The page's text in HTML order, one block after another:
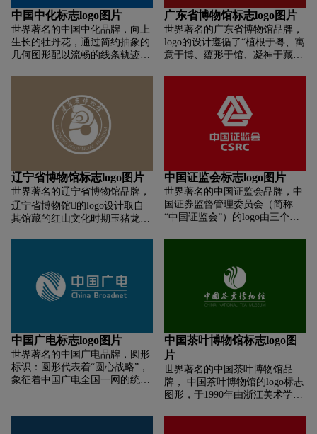
阳询所书碑帖，合书为“成都永
陵”。
院的办学时间，代表的是学院的
历史。标志色彩采用蓝色，蓝色
代表平静、平和，意为学院建设
“和谐校园”的要求。标志设计变
晰，中英文字体主要表现了学院
充分融合学校自身的特点。
行业旗舰所具有的高科技、现代
化、基础性、大型化等特征;
拉开的帷幕，给人回眸历史、探
寻文化的之期望。 此外，logo的
设计还巧妙地融入了“SHANG
HAI”的首字母“S”和“H”，整体造
型传统又现代，稳重且具有浓厚
寓意浩瀚博大，也合乎上博的博
物馆属性。外圈凹槽处向外发
散，表达上海博物馆向外传播文
化和历史的意思。 颜色选取的是
上海博物馆夜景的主要颜色，金
以及文物带来过往的错综复杂的
金色年华。向上的台阶形成五条
线代表上海博物馆上下五千年的
时空循环升华之力，给人以回眸
言，上海博物馆的logo不仅传递
重要的象征，也是重要的传播媒
介，成功地帮助人们清晰地传递
品牌的定位。
中国中化标志logo图片
世界著名的中国中化品牌，向上
生长的牡丹花，通过简约抽象的
几何图形配以流畅的线条轨迹予
化同大自然生生不息一样，充满
盎然生机，迸发无限活力。牡丹
花的四片花瓣，象征中国中化为
社会、客户、股东和员工企业价
值四要素持续创造价值，为满足
人民群众对美好生活的向往四季
奋斗；三簇花蕊，象征创新、创
业、创造的内生动力，以及“三”
生万物的神奇化学力量。
广东省博物馆标志logo图片
世界著名的广东省博物馆品牌，
logo的设计遵循了“植根于粤、寓
意于博、蕴形于馆、凝神于藏”
计，隐含了“广东”的字形和“博”
的字韵，这不仅体现了广东省博
物馆的地域属性和行业特点，还
寓意着博物馆的职能和专精于收
藏的精神气质。logo的设计还非
风格和外貌，展现出博物馆海纳
百川、古今并蓄的风格气度。
辽宁省博物馆标志logo图片
世界著名的辽宁省博物馆品牌，
辽宁省博物馆的logo设计取自
其馆藏的红山文化时期玉猪龙形
件。玉猪龙出土于墓葬中，而且
成对佩戴在墓主人胸前，是社会
地位、等级、权力的象征，是按
中国证监会标志logo图片
世界著名的中国证监会品牌，中
国证券监督管理委员会（简称
“中国证监会”）的logo由三个红
个logo寓意“三公原则”，表示中
持“公开、公正、公平”原则。
中国广电标志logo图片
世界著名的中国广电品牌，圆形
标识：圆形代表着“圆心战略”，
象征着中国广电全国一网的统一
上的线条代表通信技术中的“信
中国茶叶博物馆标志logo图
片
世界著名的中国茶叶博物馆品
牌， 中国茶叶博物馆的logo标志
图形，于1990年由浙江美术学院